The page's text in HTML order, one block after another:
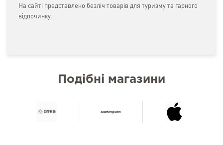
На сайті представлено безліч товарів для туризму та гарного
відпочинку.
Подібні магазини